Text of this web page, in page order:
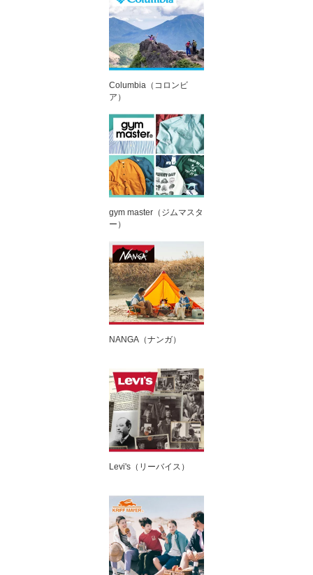
Columbia（コロンビ
ア）
gym master（ジムマスタ
ー）
NANGA（ナンガ）
Levi's（リーバイス）